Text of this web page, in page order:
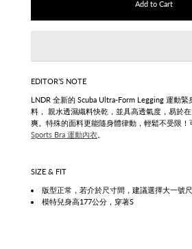
EDITOR’S NOTE
LNDR 全新的 Scuba Ultra-Form Legging 運動
料， 親水透濕織料快乾，並具高透氣度，易於
爽。特殊的面料更能隨身體律動，輕鬆不受限！
Sports Bra 運動內衣。
SIZE & FIT
版型正常，若介於尺寸間，建議選擇大一號
模特兒身高177公分，穿著S